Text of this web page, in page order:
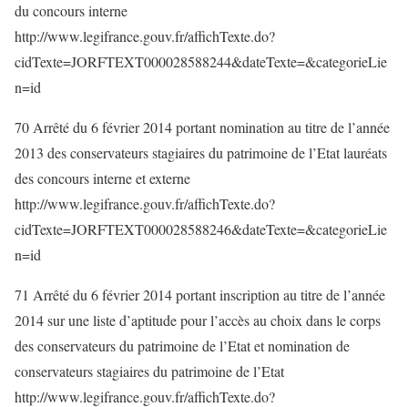
du concours interne
http://www.legifrance.gouv.fr/affichTexte.do?
cidTexte=JORFTEXT000028588244&dateTexte=&categorieLie
n=id
70 Arrêté du 6 février 2014 portant nomination au titre de l’année
2013 des conservateurs stagiaires du patrimoine de l’Etat lauréats
des concours interne et externe
http://www.legifrance.gouv.fr/affichTexte.do?
cidTexte=JORFTEXT000028588246&dateTexte=&categorieLie
n=id
71 Arrêté du 6 février 2014 portant inscription au titre de l’année
2014 sur une liste d’aptitude pour l’accès au choix dans le corps
des conservateurs du patrimoine de l’Etat et nomination de
conservateurs stagiaires du patrimoine de l’Etat
http://www.legifrance.gouv.fr/affichTexte.do?